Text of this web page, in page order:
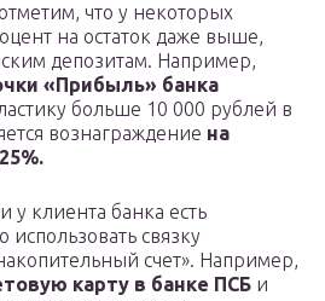
что у некоторых
на остаток даже выше,
депозитам. Например,
«Прибыль» банка
больше 10 000 рублей в
вознаграждение на
у клиента банка есть
связку
счет». Например,
карту в банке ПСБ и